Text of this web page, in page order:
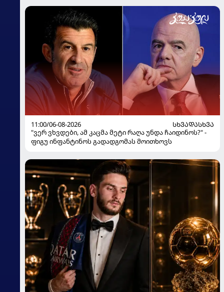
11:00/06-08-2026
ᲡᲮᲕᲐᲓᲐᲡᲮᲕᲐ
"ვერ ვხვდები, ამ კაცმა მეტი რაღა უნდა ჩაიდინოს?" -
ფიგუ ინფანტინოს გადადგომას მოითხოვს